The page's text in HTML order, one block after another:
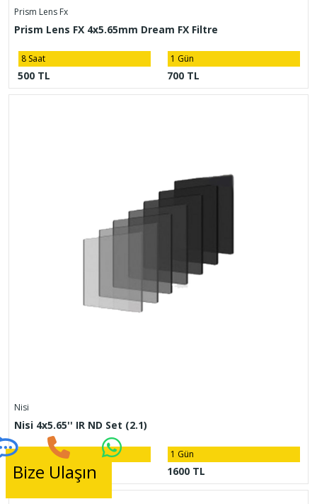
Prism Lens Fx
Prism Lens FX 4x5.65mm Dream FX Filtre
8 Saat
500 TL
1 Gün
700 TL
Nisi
Nisi 4x5.65'' IR ND Set (2.1)
1200 TL
1 Gün
1600 TL
Bize Ulaşın